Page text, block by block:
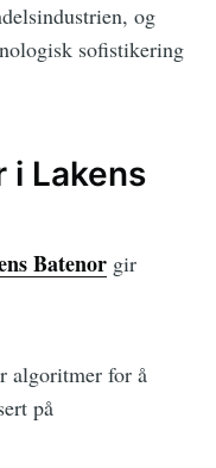
og
sofistikering
i Lakens
Batenorgir
algoritmer for å
på